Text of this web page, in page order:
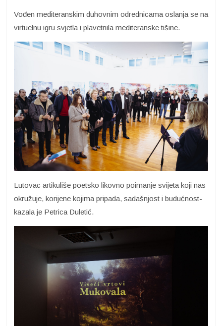
Vođen mediteranskim duhovnim odrednicama oslanja se na
virtuelnu igru svjetla i plavetnila mediteranske tišine.
Lutovac artikuliše poetsko likovno poimanje svijeta koji nas
okružuje, korijene kojima pripada, sadašnjost i budućnost-
kazala je Petrica Duletić.